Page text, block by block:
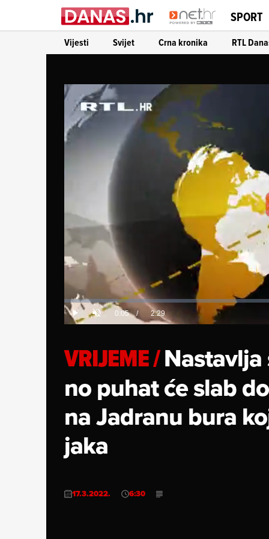
SPORT
Vijesti Svijet Crna kronika RTL
Play UnmuteCurrent
0:05 / Duration
2:29
Loaded:
0%
VRIJEME/
no puhat će slab
na Jadranu bura
jaka
17.3.2022. 6:30